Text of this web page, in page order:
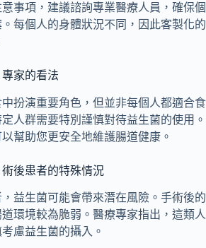
事項，建議諮詢專業醫療人員，確保個
每個人的身體狀況不同，因此客製化的
家的看法
扮演重要角色，但並非每個人都適合食
人群需要特別謹慎對待益生菌的使用。
幫助您更安全地維護腸道健康。
後患者的特殊情況
益生菌可能會帶來潛在風險。手術後的
環境較為脆弱。醫療專家指出，這類人
慮益生菌的攝入。